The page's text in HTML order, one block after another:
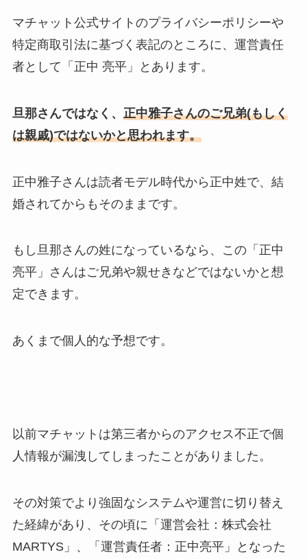
マチャット公式サイトのプライバシーポリシーや
特定商取引法に基づく表記のところに、運営責任
者として「 正中 亮平」とあります。
旦那さんではなく、 正中雅子さんのご兄弟(もしく
は親戚)ではないかと思われます。
正中雅子さんは読者モデル時代から正中姓で、結
婚されてからもそのままです。
もし旦那さんの姓になっているなら、この「 正中
亮平」さんはご兄弟や親せきなどではないかと想
定できます。
あくまで個人的な予想です。
以前マチャットは第三者からのアクセス不正で個
人情報が漏洩してしまったことがありました。
その対策でより強固なシステムや運営に切り替え
た経緯があり、その頃に「運営会社： 株式会社
MARTYS」、「運営責任者：正中亮平」となった